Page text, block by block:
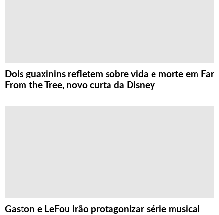
Dois guaxinins refletem sobre vida e morte em Far
From the Tree, novo curta da Disney
Gaston e LeFou irão protagonizar série musical